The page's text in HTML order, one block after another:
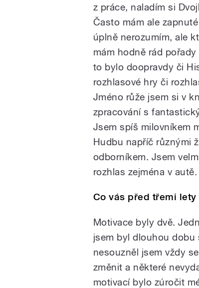
z práce, naladím si
Často mám ale
úplně nerozumím, ale
mám hodně rád
to bylo doopravdy či
rozhlasové hry či
Jméno růže jsem si v
zpracování s
Jsem spíš milovníkem
Hudbu napříč různými
odborníkem. Jsem
rozhlas zejména v autě.
Co vás před třemi
Motivace byly dvě.
jsem byl dlouhou dobu
nesouzněl jsem vždy
změnit a některé
motivací bylo zúročit